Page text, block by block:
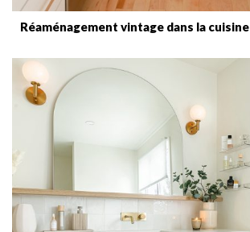
Réaménagement vintage dans la cuisine